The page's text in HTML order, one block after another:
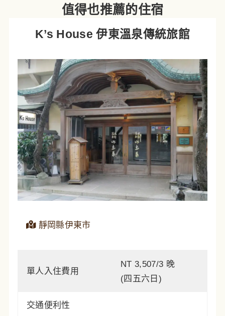
值得也推薦的住宿
K’s House 伊東溫泉傳統旅館
靜岡縣伊東市
單人入住費用
NT 3,507/3 晚
(四五六日)
交通便利性